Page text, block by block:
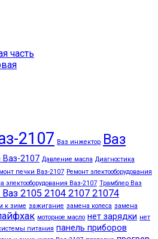
часть
2107 Ваз инжектор Ваз
Ваз-2107 Давление масла Диагностика
печки Ваз-2107 Ремонт электооборудования
электооборудования Ваз-2107 Трамблер Ваз
2105 2104 2107 21074
к зиме зажигание замена колеса замена
моторное масло нет зарядки нет
питания панель приборов